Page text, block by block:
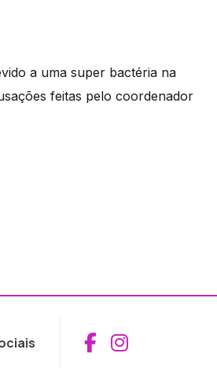
a uma super bactéria na
feitas pelo coordenador
Aceder ao
Aceder